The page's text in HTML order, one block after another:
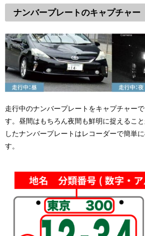
ナンバープレートのキャプチャー
走行中のナンバープレートをキャプチャー
す。昼間はもちろん夜間も鮮明に捉えるこ
したナンバープレートはレコーダーで簡単
す。